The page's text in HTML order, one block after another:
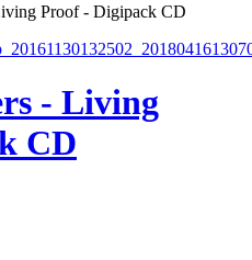
Proof - Digipack CD
- Living
CD